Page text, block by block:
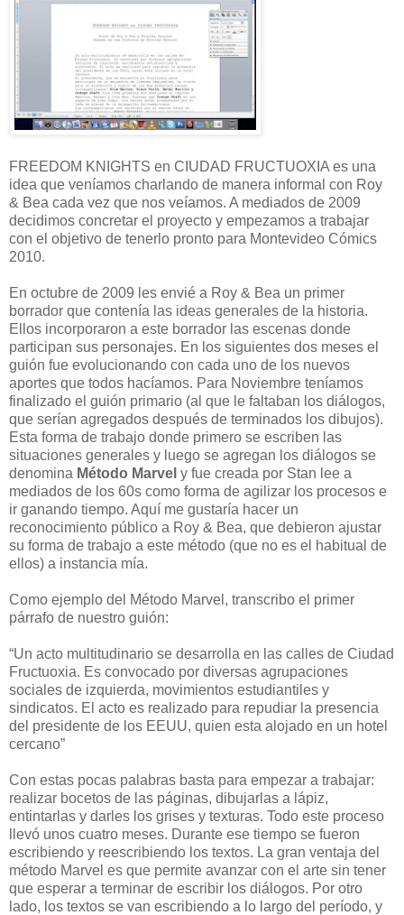
FREEDOM KNIGHTS en CIUDAD FRUCTUOXIA es una
idea que veníamos charlando de manera informal con Roy
& Bea cada vez que nos veíamos. A mediados de 2009
decidimos concretar el proyecto y empezamos a trabajar
con el objetivo de tenerlo pronto para Montevideo Cómics
2010.
En octubre de 2009 les envié a Roy & Bea un primer
borrador que contenía las ideas generales de la historia.
Ellos incorporaron a este borrador las escenas donde
participan sus personajes. En los siguientes dos meses el
guión fue evolucionando con cada uno de los nuevos
aportes que todos hacíamos. Para Noviembre teníamos
finalizado el guión primario (al que le faltaban los diálogos,
que serían agregados después de terminados los dibujos).
Esta forma de trabajo donde primero se escriben las
situaciones generales y luego se agregan los diálogos se
denomina Método Marvel y fue creada por Stan lee a
mediados de los 60s como forma de agilizar los procesos e
ir ganando tiempo. Aquí me gustaría hacer un
reconocimiento público a Roy & Bea, que debieron ajustar
su forma de trabajo a este método (que no es el habitual de
ellos) a instancia mía.
Como ejemplo del Método Marvel, transcribo el primer
párrafo de nuestro guión:
“Un acto multitudinario se desarrolla en las calles de Ciudad
Fructuoxia. Es convocado por diversas agrupaciones
sociales de izquierda, movimientos estudiantiles y
sindicatos. El acto es realizado para repudiar la presencia
del presidente de los EEUU, quien esta alojado en un hotel
cercano”
Con estas pocas palabras basta para empezar a trabajar:
realizar bocetos de las páginas, dibujarlas a lápiz,
entintarlas y darles los grises y texturas. Todo este proceso
llevó unos cuatro meses. Durante ese tiempo se fueron
escribiendo y reescribiendo los textos. La gran ventaja del
método Marvel es que permite avanzar con el arte sin tener
que esperar a terminar de escribir los diálogos. Por otro
lado, los textos se van escribiendo a lo largo del período, y